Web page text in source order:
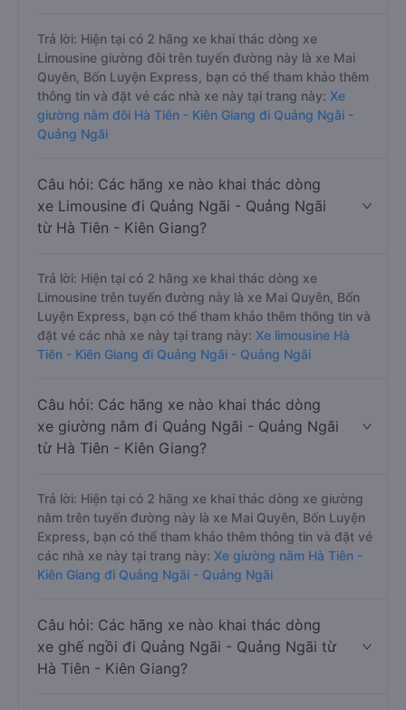
Trả lời: Hiện tại có 2 hãng xe khai thác dòng xe
Limousine giường đôi trên tuyến đường này là xe Mai
Quyên, Bốn Luyện Express, bạn có thể tham khảo thêm
thông tin và đặt vé các nhà xe này tại trang này: Xe
giường nằm đôi Hà Tiên - Kiên Giang đi Quảng Ngãi -
Quảng Ngãi
Câu hỏi: Các hãng xe nào khai thác dòng
xe Limousine đi Quảng Ngãi - Quảng Ngãi
từ Hà Tiên - Kiên Giang?
Trả lời: Hiện tại có 2 hãng xe khai thác dòng xe
Limousine trên tuyến đường này là xe Mai Quyên, Bốn
Luyện Express, bạn có thể tham khảo thêm thông tin và
đặt vé các nhà xe này tại trang này: Xe limousine Hà
Tiên - Kiên Giang đi Quảng Ngãi - Quảng Ngãi
Câu hỏi: Các hãng xe nào khai thác dòng
xe giường nằm đi Quảng Ngãi - Quảng Ngãi
từ Hà Tiên - Kiên Giang?
Trả lời: Hiện tại có 2 hãng xe khai thác dòng xe giường
nằm trên tuyến đường này là xe Mai Quyên, Bốn Luyện
Express, bạn có thể tham khảo thêm thông tin và đặt vé
các nhà xe này tại trang này: Xe giường nằm Hà Tiên -
Kiên Giang đi Quảng Ngãi - Quảng Ngãi
Câu hỏi: Các hãng xe nào khai thác dòng
xe ghế ngồi đi Quảng Ngãi - Quảng Ngãi từ
Hà Tiên - Kiên Giang?